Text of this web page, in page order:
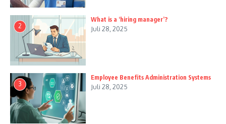
2
What is a ‘hiring manager’?
Juli 28, 2025
3
Employee Benefits Administration Systems
Juli 28, 2025